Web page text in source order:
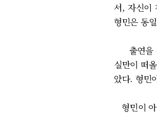
서, 자신이
형민은 동
출연을
실만이 떠
았다. 형민
형민이